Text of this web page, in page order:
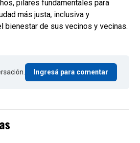
pilares fundamentales para
más justa, inclusiva y
bienestar de sus vecinos y vecinas.
Ingresá para comentar